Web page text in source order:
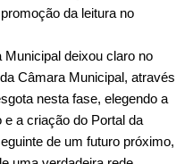
da leitura no
deixou claro no
Câmara Municipal, através
nesta fase, elegendo a
a criação do Portal da
de um futuro próximo,